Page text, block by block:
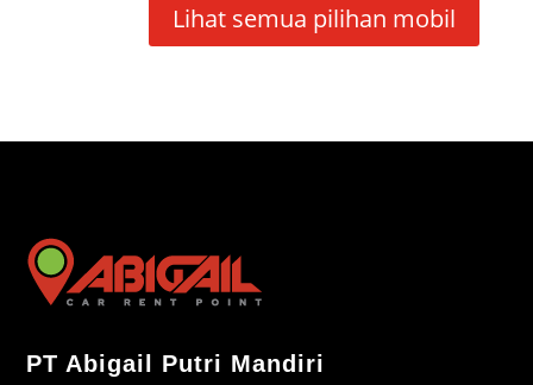
Lihat semua pilihan mobil
PT Abigail Putri Mandiri